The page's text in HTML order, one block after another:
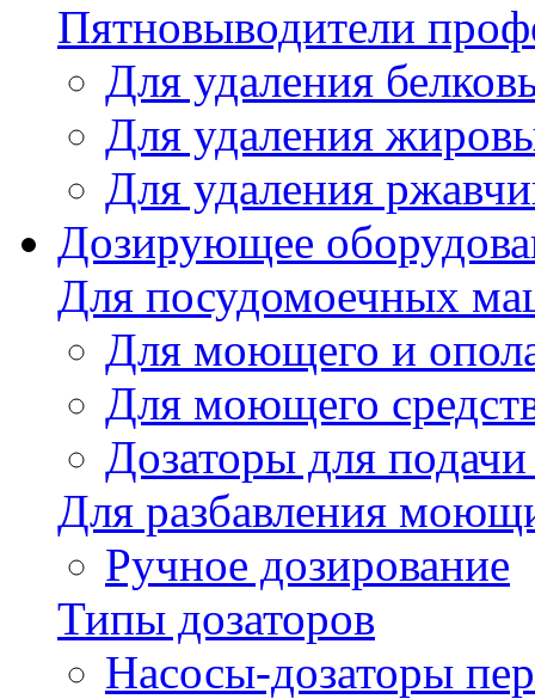
Пятновыводители
Для удаления
Для удаления
Для удаления
Дозирующее
Для посудомоечных
Для моющего и
Для моющего
Дозаторы для
Для разбавления
Ручное дозирование
Типы дозаторов
Насосы-дозаторы